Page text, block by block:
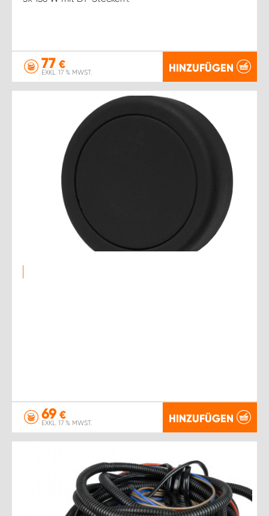
77 €
EXKL. 17 % MWST. HINZUFÜGEN
69 €
EXKL. 17 % MWST. HINZUFÜGEN